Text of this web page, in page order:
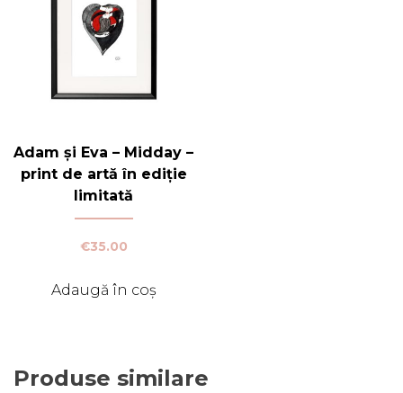
Adam și Eva – Midday –
print de artă în ediție
limitată
€35.00
Adaugă în coș
Produse similare